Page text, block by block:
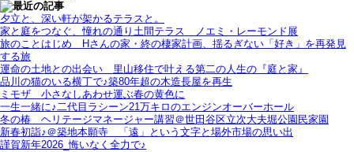
夕立と、深い軒が架かるテラスと。
家と庭をつなぐ、憧れの通り土間テラス＿ノエミ・レーモンド展
旅のことはじめ＿Hさんの家・終の棲家計画、揺るぎない「好き」を再発見
する旅
運命の土地との出会い＿里山移住で叶える第二の人生の『庭と家』
品川の猫のいる横丁で♪築80年超の木造長屋を再生
ミモザ＿小さなしあわせ運ぶ春の黄色に
一生一緒に♪二代目ラシーン21万キロのエンジンオーバーホール
冬の椿＿ヘリテージマネージャー講習＠世田谷区立次大夫堀公園民家園
新春初詣♪＠築地本願寺＿「遠」という文字と場外市場の思い出
謹賀新年2026_悔いなく全力で♪